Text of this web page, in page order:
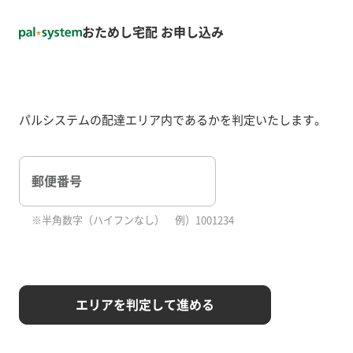
おためし宅配 お申し込み
パルシステムの配達エリア内であるかを判定いたします。
郵便番号
半角数字（ハイフンなし） 例）1001234
エリアを判定して進める